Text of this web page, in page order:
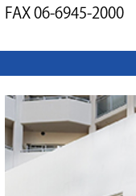
FAX 06-6945-2000